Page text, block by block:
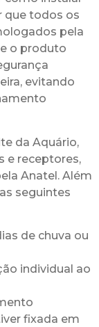
que todos os
pela
o produto
evitando
da Aquário,
e receptores,
Anatel. Além
seguintes
de chuva ou
individual ao
fixada em